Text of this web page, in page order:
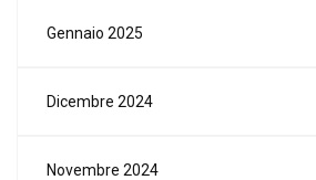
Gennaio 2025
Dicembre 2024
Novembre 2024